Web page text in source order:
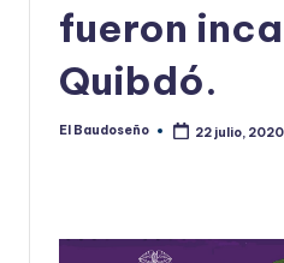
fueron
Quibdó.
Publicado
El Baudoseño 22 julio, 2020